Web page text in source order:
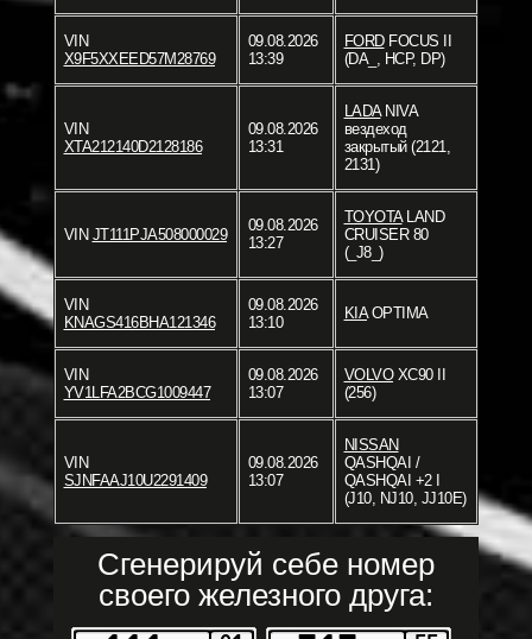
VIN
X9F5XXEED57M28769
09.08.2026
13:39
FORDFOCUS II
(DA_, HCP, DP)
VIN
XTA212140D2128186
09.08.2026
13:31
LADANIVA
вездеход
закрытый (2121,
2131)
VIN JT111PJA508000029
09.08.2026
13:27
TOYOTALAND
CRUISER 80
(_J8_)
VIN
KNAGS416BHA121346
09.08.2026
13:10
KIAOPTIMA
VIN
YV1LFA2BCG1009447
09.08.2026
13:07
VOLVOXC90 II
(256)
VIN
SJNFAAJ10U2291409
09.08.2026
13:07
NISSAN
QASHQAI /
QASHQAI +2 I
(J10, NJ10, JJ10E)
Сгенерируй себе номер
своего железного друга: